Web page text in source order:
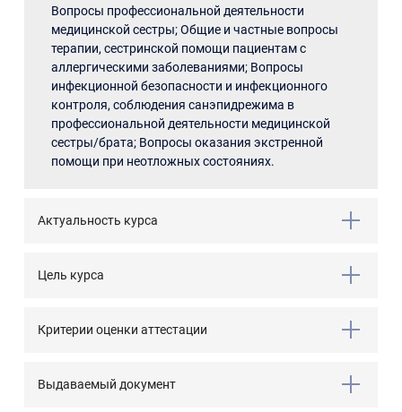
Вопросы профессиональной деятельности
медицинской сестры; Общие и частные вопросы
терапии, сестринской помощи пациентам с
аллергическими заболеваниями; Вопросы
инфекционной безопасности и инфекционного
контроля, соблюдения санэпидрежима в
профессиональной деятельности медицинской
сестры/брата; Вопросы оказания экстренной
помощи при неотложных состояниях.
Актуальность курса
Цель курса
Критерии оценки аттестации
Выдаваемый документ